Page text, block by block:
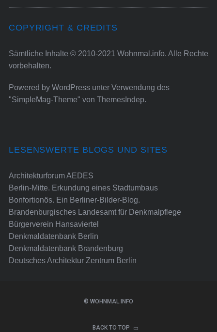
COPYRIGHT & CREDITS
Sämtliche Inhalte © 2010-2021 Wohnmal.info. Alle Rechte
vorbehalten.
Powered by WordPressunter Verwendung des
"SimpleMag-Theme" von ThemesIndep.
LESENSWERTE BLOGS UND SITES
Architekturforum AEDES
Berlin-Mitte. Erkundung eines Stadtumbaus
Bonfortionös. Ein Berliner-Bilder-Blog.
Brandenburgisches Landesamt für Denkmalpflege
Bürgerverein Hansaviertel
Denkmaldatenbank Berlin
Denkmaldatenbank Brandenburg
Deutsches Architektur Zentrum Berlin
© WOHNMAL.INFO
BACK TO TOP